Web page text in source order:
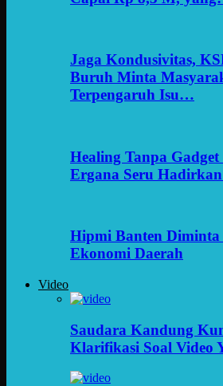
Jaga Kondusivitas,
Buruh Minta
Terpengaruh Isu…
Healing Tanpa
Ergana Seru
Hipmi Banten
Ekonomi Daerah
Video
Saudara Kandung
Klarifikasi Soal Video